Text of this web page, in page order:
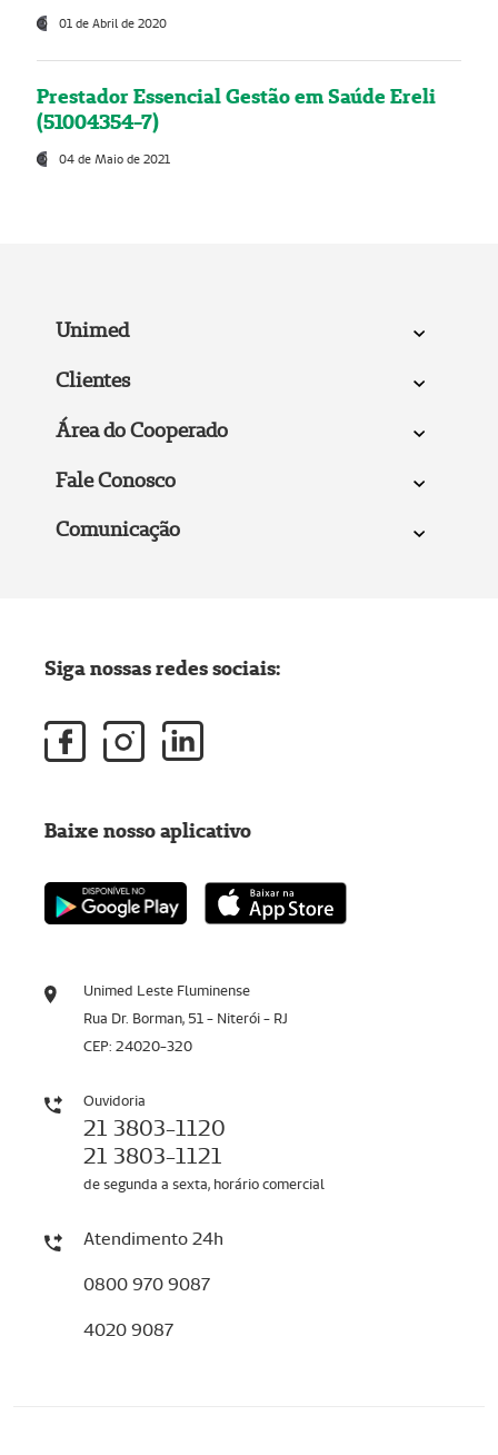
01 de Abril de 2020
Prestador Essencial Gestão em Saúde Ereli
(51004354-7)
04 de Maio de 2021
Unimed
Clientes
Área do Cooperado
Fale Conosco
Comunicação
Unimed Leste Fluminense
Rua Dr. Borman, 51 - Niterói - RJ
CEP: 24020-320
Ouvidoria
21 3803-1120
21 3803-1121
de segunda a sexta, horário comercial
Atendimento 24h
0800 970 9087
4020 9087
Siga nossas redes sociais:
Baixe nosso aplicativo